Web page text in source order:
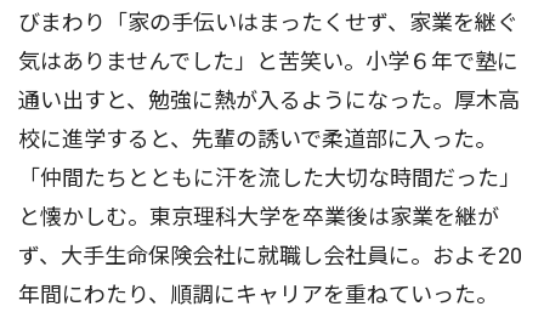
びまわり「家の手伝いはまったくせず、家業を継ぐ
気はありませんでした」と苦笑い。小学６年で塾に
通い出すと、勉強に熱が入るようになった。厚木高
校に進学すると、先輩の誘いで柔道部に入った。
「仲間たちとともに汗を流した大切な時間だった」
と懐かしむ。東京理科大学を卒業後は家業を継が
ず、大手生命保険会社に就職し会社員に。およそ20
年間にわたり、順調にキャリアを重ねていった。